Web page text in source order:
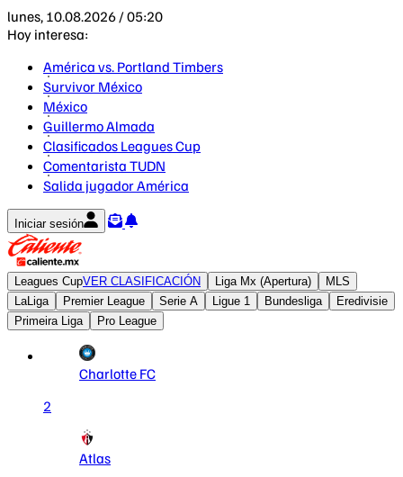
lunes, 10.08.2026 / 05:20
Hoy interesa:
América vs. Portland Timbers
Survivor México
México
Guillermo Almada
Clasificados Leagues Cup
Comentarista TUDN
Salida jugador América
Iniciar sesión
Leagues CupVER CLASIFICACIÓN Liga Mx (Apertura)
MLS
LaLiga
Premier League Serie A Ligue 1 Bundesliga
Eredivisie
Primeira Liga
Pro League
Charlotte FC
2
Atlas